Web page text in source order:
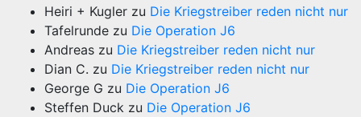
Heiri + Kugler zu Die Kriegstreiber reden nicht nur
Tafelrunde zu Die Operation J6
Andreas zu Die Kriegstreiber reden nicht nur
Dian C. zu Die Kriegstreiber reden nicht nur
George G zu Die Operation J6
Steffen Duck zu Die Operation J6